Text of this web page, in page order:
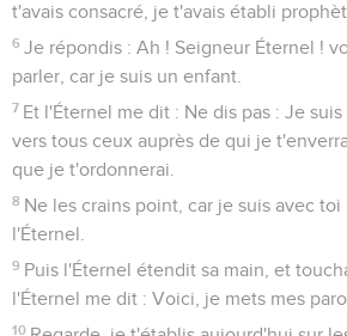
t'avais consacré, je t'avais établi
6 Je répondis : Ah ! Seigneur Éternel !
parler, car je suis un enfant.
7 Et l'Éternel me dit : Ne dis pas : Je
vers tous ceux auprès de qui je
que je t'ordonnerai.
8 Ne les crains point, car je suis avec
l'Éternel.
9 Puis l'Éternel étendit sa main, et
l'Éternel me dit : Voici, je mets mes
10